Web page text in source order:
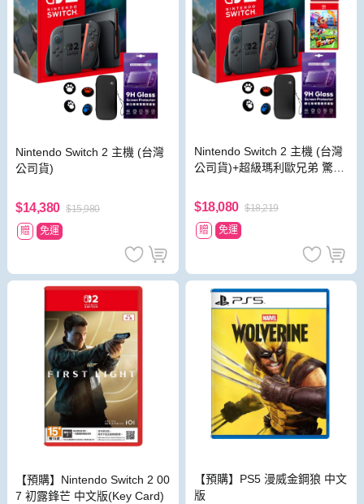
Nintendo Switch 2 主機 (台灣
公司貨)
$14,380 $15,980
贈
免運
Nintendo Switch 2 主機 (台灣
公司貨)+超級瑪利歐兄弟 驚奇
網球 狂熱 中文版
$18,080 $18,219
贈
免運
【預購】Nintendo Switch 2 00
7 初露鋒芒 中文版(Key Card)
【預購】PS5 漫威金鋼狼 中文
版